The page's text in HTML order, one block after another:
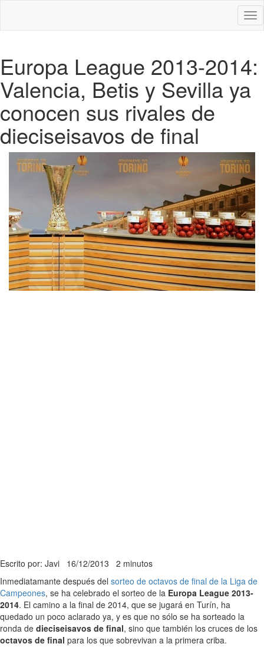
Europa League 2013-2014:
Valencia, Betis y Sevilla ya
conocen sus rivales de
dieciseisavos de final
Escrito por: Javi 16/12/2013 2 minutos
Inmediatamante después del sorteo de octavos de final de la Liga de
Campeones, se ha celebrado el sorteo de la Europa League 2013-
2014. El camino a la final de 2014, que se jugará en Turín, ha
quedado un poco aclarado ya, y es que no sólo se ha sorteado la
ronda de dieciseisavos de final, sino que también los cruces de los
octavos de final para los que sobrevivan a la primera criba.